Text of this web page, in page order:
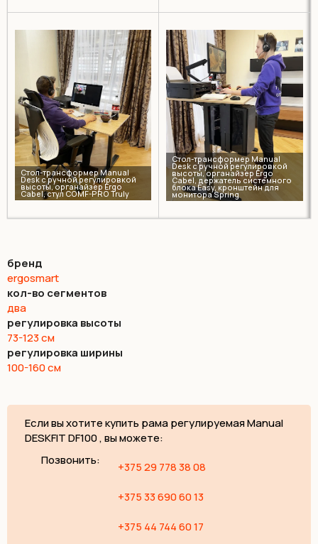
бренд
ergosmart
кол-во сегментов
два
регулировка высоты
73-123 см
регулировка ширины
100-160 см
Если вы хотите купить рама регулируемая Manual
DESKFIT DF100 , вы можете:
Позвонить:
+375 29 778 38 08
+375 33 690 60 13
+375 44 744 60 17